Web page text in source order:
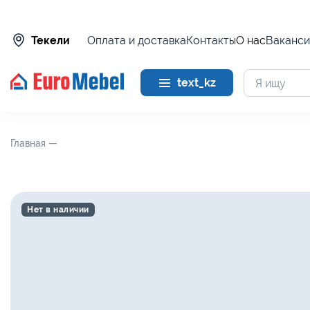
Текели Оплата и доставкаКонтактыО нас
text_kz
Главная —
Нет в наличии